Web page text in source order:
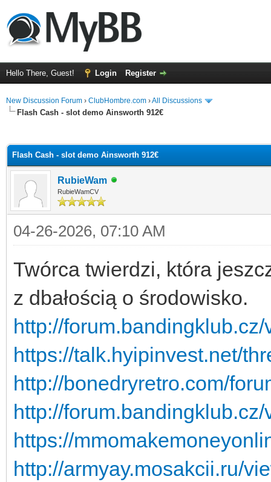
Hello There, Guest! Login Register
New Discussion Forum › ClubHombre.com ›All Discussions
Flash Cash - slot demo Ainsworth 912€
Flash Cash - slot demo Ainsworth 912€
RubieWam
RubieWamCV
04-26-2026, 07:10 AM
Twórca twierdzi, która
z dbałością o środowisko.
http://
https://talk.hyipinvest.net/
http://bonedryretro.com/
http://
https://
http://armyay.mosakcii.ru/